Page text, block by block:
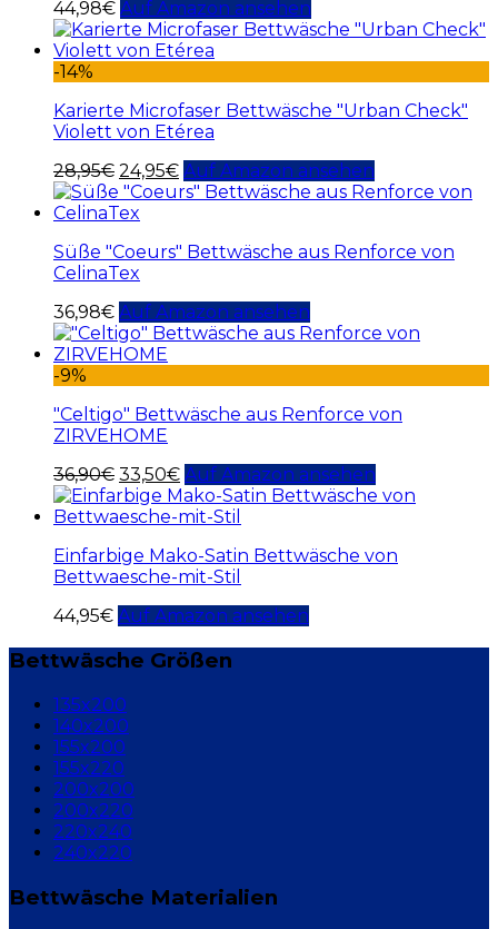
44,98€ Auf Amazon ansehen
-14%
Karierte Microfaser Bettwäsche "Urban Check"
Violett von Etérea
28,95€ 24,95€ Auf Amazon ansehen
Süße "Coeurs" Bettwäsche aus Renforce von
CelinaTex
36,98€ Auf Amazon ansehen
-9%
"Celtigo" Bettwäsche aus Renforce von
ZIRVEHOME
36,90€ 33,50€ Auf Amazon ansehen
Einfarbige Mako-Satin Bettwäsche von
Bettwaesche-mit-Stil
44,95€ Auf Amazon ansehen
Bettwäsche Größen
135x200
140x200
155x200
155x220
200x200
200x220
220x240
240x220
Bettwäsche Materialien